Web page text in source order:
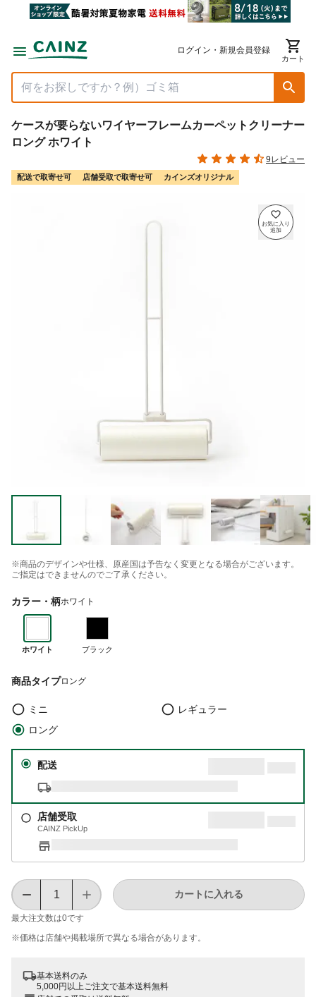
ログイン・新規会員登録
カート
ケースが要らないワイヤーフレームカーペットクリーナー
ロング ホワイト
9レビュー
配送で取寄せ可 店舗受取で取寄せ可 カインズオリジナル
※商品のデザインや仕様、原産国は予告なく変更となる場合がございます。
ご指定はできませんのでご了承ください。
カラー・柄ホワイト
ホワイト ブラック
商品タイプロング
ミニ
レギュラー
ロング
配送
店舗受取
CAINZ PickUp
最大注文数は0です
カートに入れる
※価格は​店舗や​掲載場所で​異なる​場合が​あります。
基本送料のみ
5,000円以上ご注文で基本送料無料